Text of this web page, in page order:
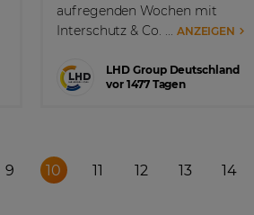
aufregenden Wochen mit
Interschutz & Co. ... ANZEIGEN
LHD Group Deutschland
vor 1477 Tagen
9 10 11 12 13 14